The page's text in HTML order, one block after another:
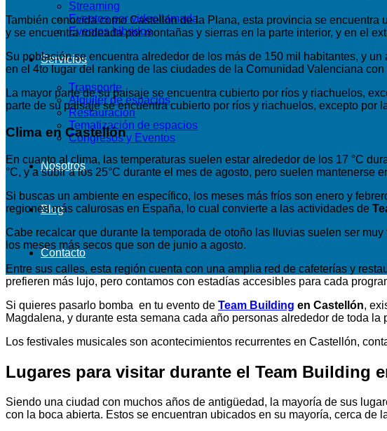
Streaming
Eventos por videollamada
Eventos hibridos
Servicios
Transporte
Alquiler de espacios
Restauración
Tematización de espacios
Congresos y Eventos
Nosotros
Blog
Contacto
También conocida como Castellón de la Plana, esta provincia se
y se encuentra rodeada por montañas y sierras en la parte interior, y en el
Su población se encuentra alrededor de los más de 150 mil habitantes, y
en el 4to lugar del ranking de las ciudades de la Comunidad Valenciana con
La mayor parte de su paisaje se encuentra cubierto por ríos y riachuelos,
parte de su paisaje se encuentra cubierto por ríos y riachuelos, excepto
Clima en Castellón
En cuanto al clima, las temperaturas suelen estar alrededor de los 17 °C
°C, y a subir a los 25°C durante el mes de agosto, pero suelen mantenerse
Si buscas un ambiente en específico, los meses más fríos son enero y
regiones más calurosas en España, lo cual convierte a las actividades de
Cabe recalcar que durante la temporada de otoño las lluvias suelen ser
los meses más secos que son de junio a agosto.
Entre sus calles, esta región cuenta con una amplia red de cafeterías y
prefieren más lujo, pero contamos con estadías accesibles para cada
Si quieres pasarlo bomba en tu evento de Team Building en Castellón,
Magdalena, y durante esta semana cada año personas alrededor de toda
Los festivales musicales son acontecimientos recurrentes en Castellón,
Lugares para visitar durante el Team Building
Siendo una ciudad con muchos años de antigüedad, la mayoría de sus
con la boca abierta. Estos se encuentran ubicados en su mayoría, cerca de